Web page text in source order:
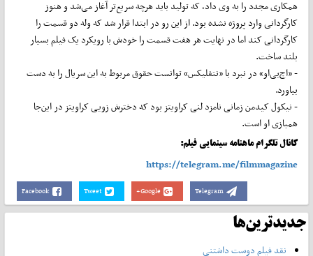
همکاری مجدد را به وی داد، که تولید باید هرچه سریع‌تر آغاز می‌شد و هنوز
کارگردانی وارد پروژه نشده بود. از این رو در ابتدا قرار شد که وله دو قسمت را
کارگردانی کند اما در نهایت هر هفت قسمت را خودش با رویکرد یک فیلم بسیار
بلند ساخت.
- «اچ‌بی‌او» در نبرد با «نتفلیکس» توانست حقوق مربوط به این سریال را به دست
بیاورد.
- نیکول کیدمن زمانی نامزد لنی کراویتز بود که دخترش زویی کراویتز در این‌جا
همبازی او است.
کانال تلگرام ماهنامه سینمایی فیلم:
https://telegram.me/filmmagazine
Facebook Tweet Google+ Telegram
جدیدترین‌ها
نقد فیلم دوست داشتنی